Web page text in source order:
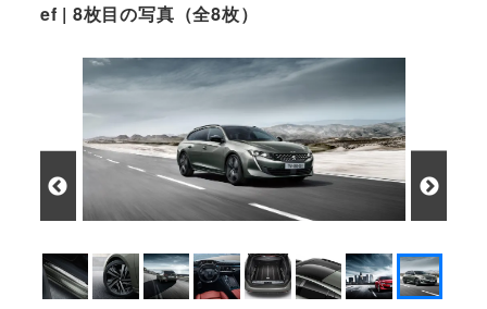
ef | 8枚目の写真（全8枚）